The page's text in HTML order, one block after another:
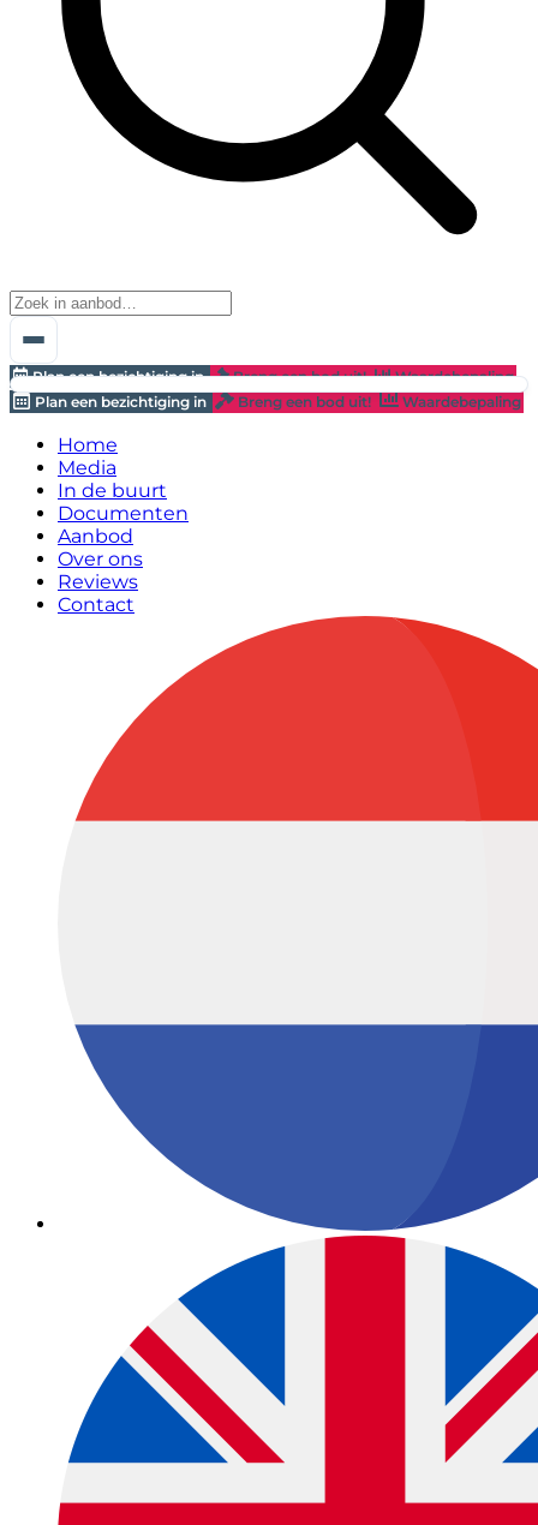
Plan een bezichtiging in Breng een bod uit!
Waardebepaling
Plan een bezichtiging in
Breng een bod uit! Waardebepaling
Home
Media
In de buurt
Documenten
Aanbod
Over ons
Reviews
Contact